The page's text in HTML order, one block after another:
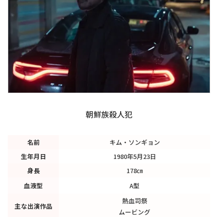
朝鮮族殺人犯
名前
キム・ソンギョン
生年月日
1980年5月23日
身長
178㎝
血液型
A型
主な出演作品
熱血司祭
ムービング